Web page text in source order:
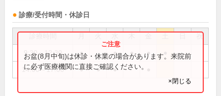
診療/受付時間・休診日
祝
9:30～12:30 ● ● ● ●
14:00～17:00 ● ● ●
お盆(8月中旬)は休診・休業の場合があります。来院前
に必ず医療機関に直接ご確認ください。
×閉じる